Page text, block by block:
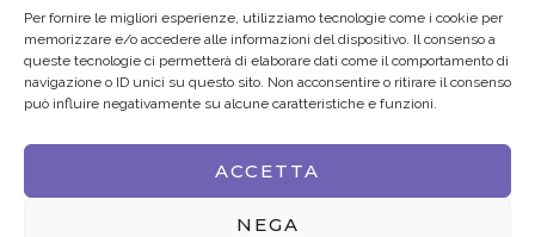
Per fornire le migliori esperienze, utilizziamo tecnologie come i cookie per
memorizzare e/o accedere alle informazioni del dispositivo. Il consenso a
queste tecnologie ci permetterà di elaborare dati come il comportamento di
navigazione o ID unici su questo sito. Non acconsentire o ritirare il consenso
può influire negativamente su alcune caratteristiche e funzioni.
ACCETTA
NEGA
CARE
Termini e Condizioni
Spedizioni e Resi
Cookie Policy